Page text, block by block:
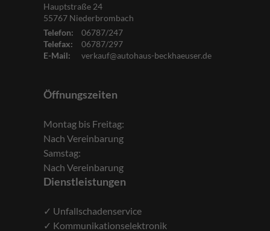
Hauptstraße 24
55767 Niederbrombach
Telefon:
06787/247
Telefax:
06787/297
E-Mail:
verkauf@autohaus-beckhaeuser.de
Öffnungszeiten
Montag bis Freitag:
Nach Vereinbarung
Samstag:
Nach Vereinbarung
Dienstleistungen
✓ Unfallschadenservice
✓ Kommunikationselektronik